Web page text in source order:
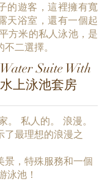
的遊客，這裡擁有寬
天浴室，還有一個起
方米的私人泳池，是
二選擇。
Suite With
上泳池套房
。 私人的。 浪漫。
了最理想的浪漫之
景，特殊服務和一個
泳池！